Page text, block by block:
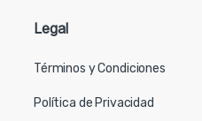
Legal
Términos y Condiciones
Política de Privacidad